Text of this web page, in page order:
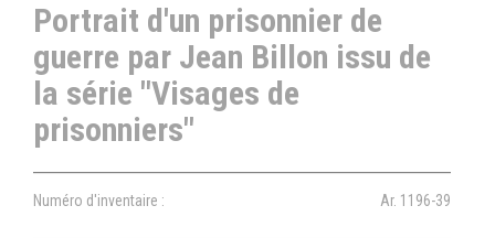
Portrait d'un prisonnier de
guerre par Jean Billon issu de
la série "Visages de
prisonniers"
Numéro d'inventaire : Ar. 1196-39